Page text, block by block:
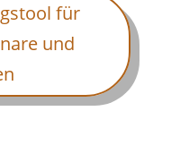
für
und